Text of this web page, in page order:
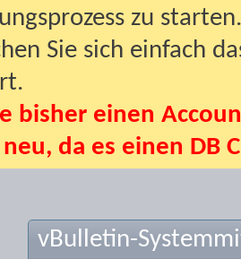
zu
Sie sich einfach
bisher einen
da es einen DB
vBulletin-